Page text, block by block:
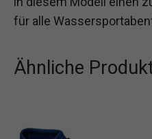
für alle
Ähnliche